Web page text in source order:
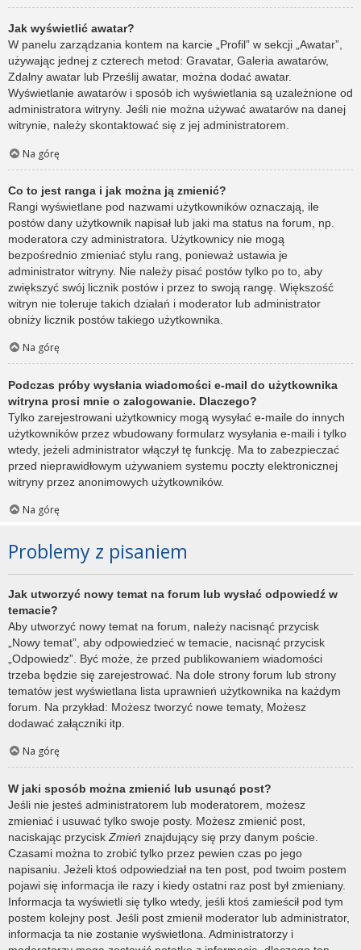
Jak wyświetlić awatar?
W panelu zarządzania kontem na karcie „Profil” w sekcji „Awatar”,
używając jednej z czterech metod: Gravatar, Galeria awatarów,
Zdalny awatar lub Prześlij awatar, można dodać awatar.
Wyświetlanie awatarów i sposób ich wyświetlania są uzależnione od
administratora witryny. Jeśli nie można używać awatarów na danej
witrynie, należy skontaktować się z jej administratorem.
Na górę
Co to jest ranga i jak można ją zmienić?
Rangi wyświetlane pod nazwami użytkowników oznaczają, ile
postów dany użytkownik napisał lub jaki ma status na forum, np.
moderatora czy administratora. Użytkownicy nie mogą
bezpośrednio zmieniać stylu rang, ponieważ ustawia je
administrator witryny. Nie należy pisać postów tylko po to, aby
zwiększyć swój licznik postów i przez to swoją rangę. Większość
witryn nie toleruje takich działań i moderator lub administrator
obniży licznik postów takiego użytkownika.
Na górę
Podczas próby wysłania wiadomości e-mail do użytkownika
witryna prosi mnie o zalogowanie. Dlaczego?
Tylko zarejestrowani użytkownicy mogą wysyłać e-maile do innych
użytkowników przez wbudowany formularz wysyłania e-maili i tylko
wtedy, jeżeli administrator włączył tę funkcję. Ma to zabezpieczać
przed nieprawidłowym używaniem systemu poczty elektronicznej
witryny przez anonimowych użytkowników.
Na górę
Problemy z pisaniem
Jak utworzyć nowy temat na forum lub wysłać odpowiedź w
temacie?
Aby utworzyć nowy temat na forum, należy nacisnąć przycisk
„Nowy temat”, aby odpowiedzieć w temacie, nacisnąć przycisk
„Odpowiedz”. Być może, że przed publikowaniem wiadomości
trzeba będzie się zarejestrować. Na dole strony forum lub strony
tematów jest wyświetlana lista uprawnień użytkownika na każdym
forum. Na przykład: Możesz tworzyć nowe tematy, Możesz
dodawać załączniki itp.
Na górę
W jaki sposób można zmienić lub usunąć post?
Jeśli nie jesteś administratorem lub moderatorem, możesz
zmieniać i usuwać tylko swoje posty. Możesz zmienić post,
naciskając przycisk Zmień znajdujący się przy danym poście.
Czasami można to zrobić tylko przez pewien czas po jego
napisaniu. Jeżeli ktoś odpowiedział na ten post, pod twoim postem
pojawi się informacja ile razy i kiedy ostatni raz post był zmieniany.
Informacja ta wyświetli się tylko wtedy, jeśli ktoś zamieścił pod tym
postem kolejny post. Jeśli post zmienił moderator lub administrator,
informacja ta nie zostanie wyświetlona. Administratorzy i